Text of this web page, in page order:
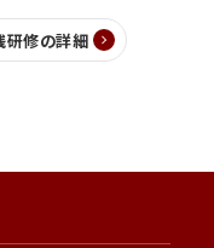
研修の詳細